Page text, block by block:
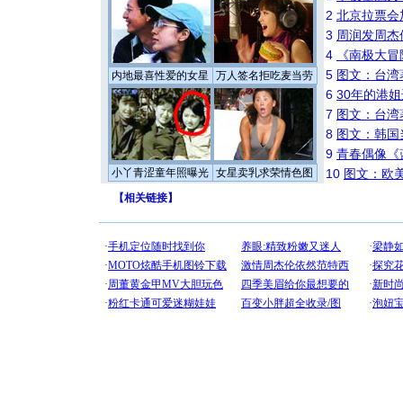
内地最喜性爱的女星 万人签名拒吃麦当劳
小丫青涩童年照曝光 女星卖乳求荣情色图
2 北京拉票
3 周润发周
4
《南极大
5 图文：台
6 30年的港
7 图文：台
8 图文：韩
9 青春偶像《
10 图文：欧
【相关链接】